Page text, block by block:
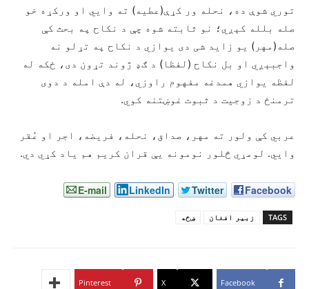
توري شوې ده، نحله ور کړې(عطیه) ته وايي او ورکړه خو
صله بلله کېږي؛ نو ثابته شوه چې د نکاح په بحث کې
صله(مهر) یو زاید شی دی یوازي د نکاح په تړلو نه
واجبېږي او بل نکاح (لفظا) د ګډ ژوند تړون دی، ځکه له
لفظه یوازي همدغه مفهوم راوزي، له دې امله د دوی
ترمنځ د زوجیت د ثبوت غوښتنه کوي.
عربي کې ولور ته مهر، صداق، نحله، فریضه، اجر او عُقر
وايي. لومړي څلور نومونه يې قران کریم هم یاد کړي دي.
Facebook
Twitter
LinkedIn
E-mail
TAGS زبیر افغان ښځه
Facebook
X
Pinterest